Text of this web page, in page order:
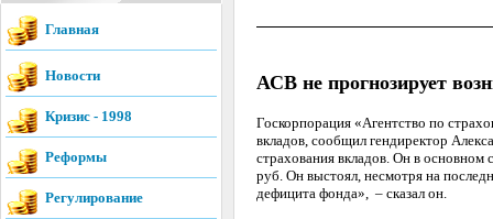
Главная
Новости
Кризис - 1998
Реформы
Регулирование
АСВ не прогнозирует
Госкорпорация «Агентство по
вкладов, сообщил гендиректор
страхования вкладов. Он в основном
руб. Он выстоял, несмотря на
дефицита фонда», – сказал он.